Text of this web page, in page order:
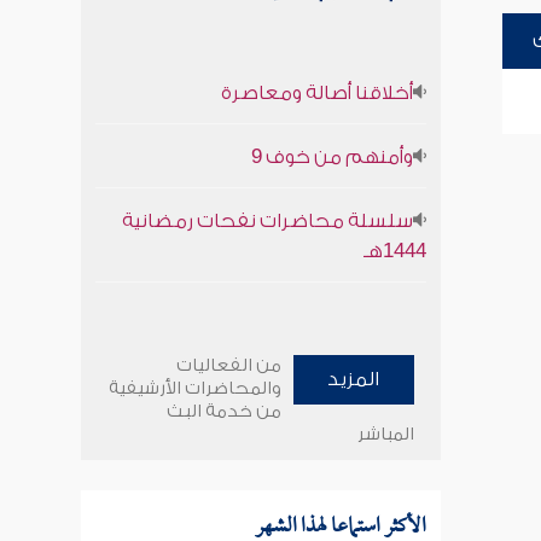
أخلاقنا أصالة ومعاصرة
وأمنهم من خوف 9
سلسلة محاضرات نفحات رمضانية
1444هـ
المزيد
من الفعاليات
والمحاضرات الأرشيفية
من خدمة البث
المباشر
الأكثر استماعا لهذا الشهر